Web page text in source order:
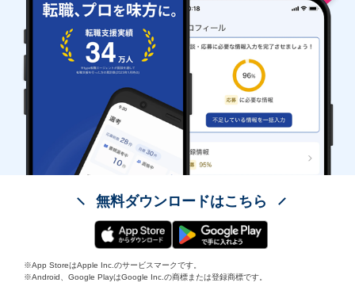
無料ダウンロードはこちら
※App StoreはApple Inc.のサービスマークです。
※Android、Google PlayはGoogle Inc.の商標または登録商標です。